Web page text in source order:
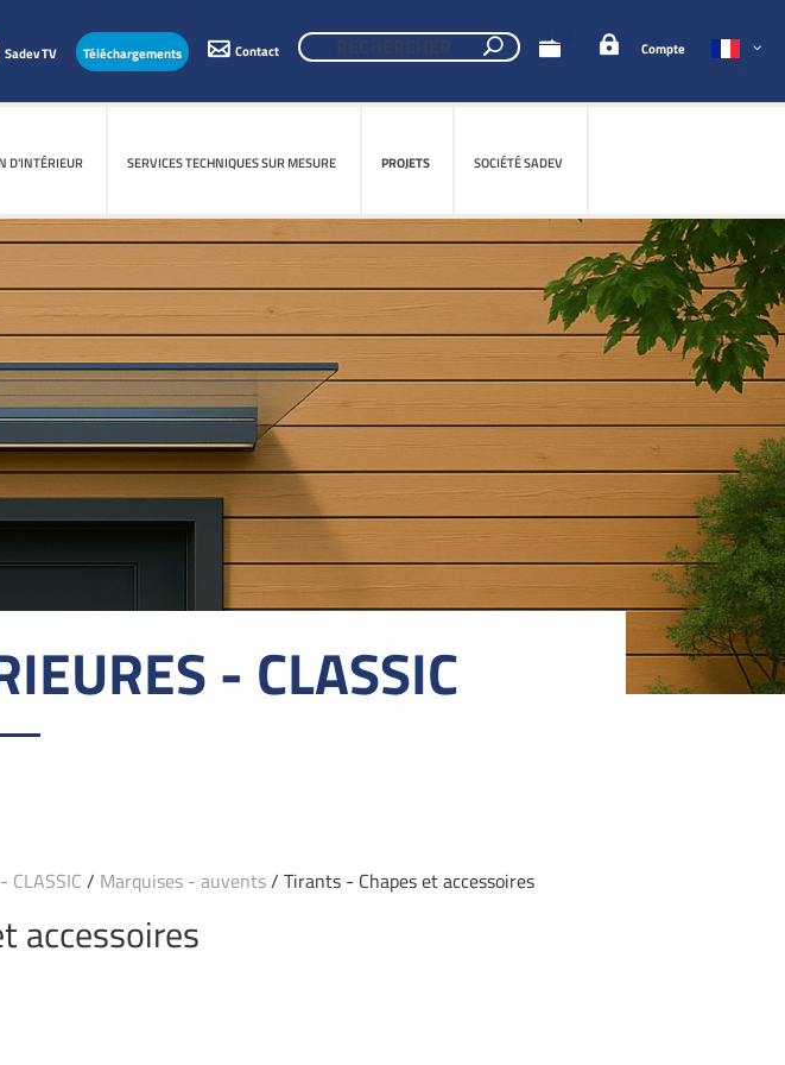
Sadev TV Téléchargements Contact Compte
D'INTÉRIEUR SERVICES TECHNIQUES SUR MESURE PROJETS SOCIÉTÉ SADEV
- CLASSIC
/ Marquises - auvents/ Tirants - Chapes et accessoires
accessoires